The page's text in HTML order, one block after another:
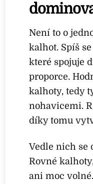
Není to o
kalhot. Spíš
které spojuje
proporce.
kalhoty, tedy
nohavicemi.
díky tomu
Vedle nich se
Rovné
ani moc